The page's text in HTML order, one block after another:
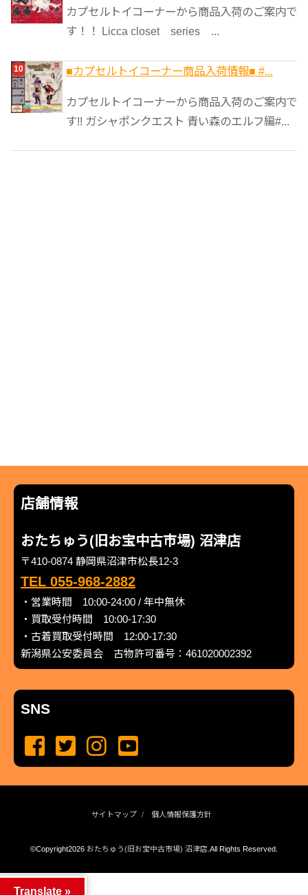
カプセルトイコーナーから商品入荷のご案内で
す！！ Licca closet series ...
■カプセルトイコーナー商品入荷情報■ #...
カプセルトイコーナーから商品入荷のご案内で
す!! ガシャポンクエスト 青い森のエルフ編#...
店舗情報
おたちゅう(旧お宝中古市場) 沼津店
〒410-0874 静岡県沼津市松長12-3
TEL 055-968-2882
・営業時間 10:00-24:00 / 年中無休
・買取受付時間 10:00-17:30
・古着買取受付時間 12:00-17:30
新潟県公安委員会 古物許可番号：461020002392
SNS
サイトマップ 個人情報保護方針
©Copyright2026 おたちゅう(旧お宝中古市場) 沼津店.All Rights Reserved.
Translate »